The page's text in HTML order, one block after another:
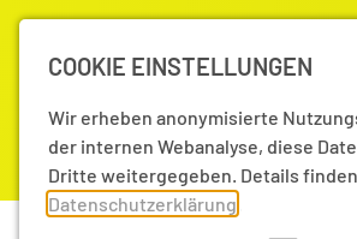
COOKIE EINSTELLUNGEN
Wir erheben anonymisierte
der internen Webanalyse, diese
Dritte weitergegeben. Details
Datenschutzerklärung